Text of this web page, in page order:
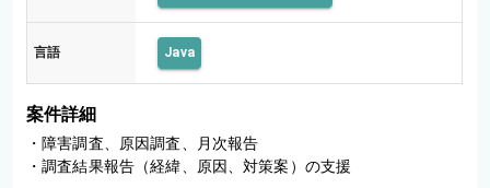
言語 Java
案件詳細
・障害調査、原因調査、月次報告
・調査結果報告（経緯、原因、対策案）の支援